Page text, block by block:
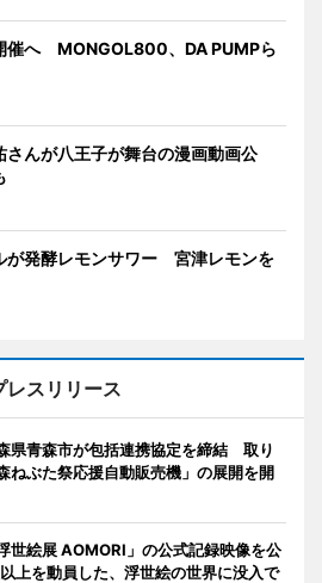
催へ MONGOL800、DA PUMPら
さんが八王子が舞台の漫画動画公
が発酵レモンサワー 宮津レモンを
レスリリース
県青森市が包括連携協定を締結 取り
ねぶた祭応援自動販売機」の展開を開
世絵展 AOMORI」の公式記録映像を公
上を動員した、浮世絵の世界に没入で